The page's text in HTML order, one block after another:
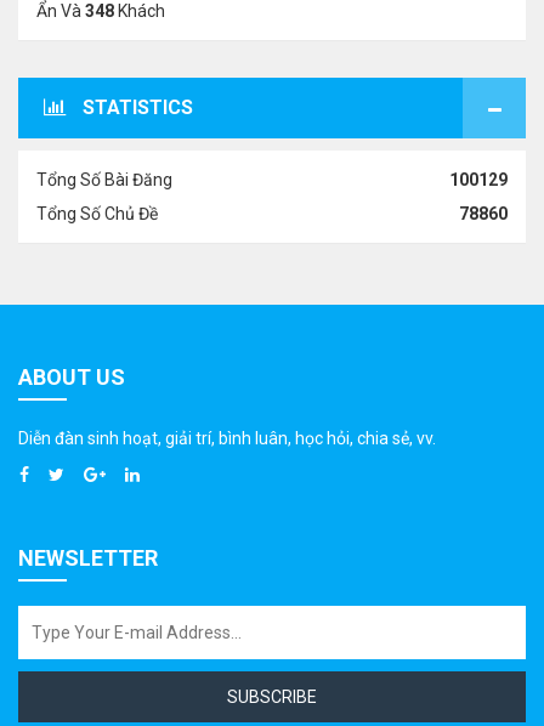
Ẩn Và 348 Khách
STATISTICS
Tổng Số Bài Đăng
100129
Tổng Số Chủ Đề
78860
ABOUT US
Diễn đàn sinh hoạt, giải trí, bình luân, học hỏi, chia sẻ, vv.
NEWSLETTER
SUBSCRIBE